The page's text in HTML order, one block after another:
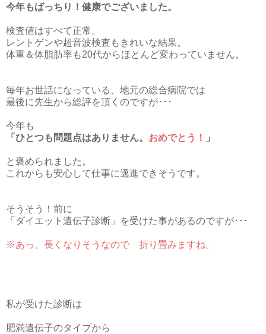
今年もばっちり！健康でございました。
検査値はすべて正常。
レントゲンや超音波検査もきれいな結果。
体重＆体脂肪率も20代からほとんど変わっていません。
毎年お世話になっている、地元の総合病院では
最後に先生から総評を頂くのですが･･･
今年も
「ひとつも問題点はありません。 おめでとう！ 」
と褒められました。
これからも安心して仕事に邁進できそうです。
そうそう！前に
「ダイエット遺伝子診断」を受けた事があるのですが･･･
※あっ、長くなりそうなので 折り畳みますね。
私が受けた診断は
肥満遺伝子のタイプから